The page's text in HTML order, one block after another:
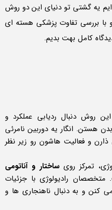
یه گشتی تو دنیای این دو روش
با بررسی تفاوت پزشکی هسته ای
کامل بهت بدیم.
این روش دنبال ردیابی عملکرد و
هستن. انگار یه دوربین نامرئی
و فعالیت هاشون رو زیر نظر
تمرکز رویساختار و آناتومی
رادیولوژی با جزئیات
کنن و به دنبال ناهنجاری ها و